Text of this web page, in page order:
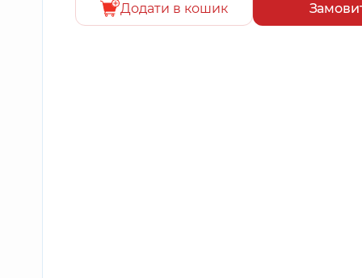
Додати в кошик